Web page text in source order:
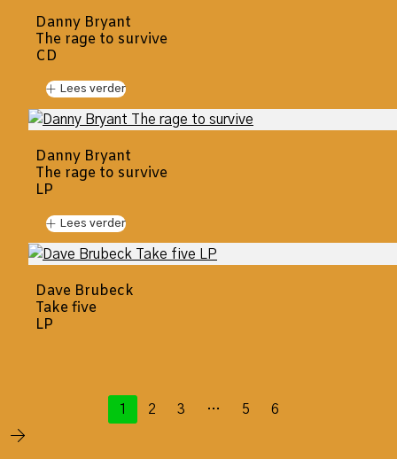
Danny Bryant
The rage to survive
CD
Lees verder
Danny Bryant
The rage to survive
LP
Lees verder
Dave Brubeck
Take five
LP
1 2 3 … 5 6